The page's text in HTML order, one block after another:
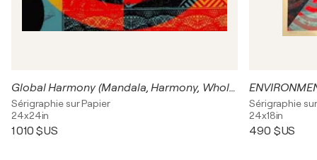
Global Harmony (Mandala, Harmony, Wholeness, Unified Global Perspective)
Sérigraphie sur Papier
24x24in
1 010 $US
Sérigraphie
24x18in
490 $US